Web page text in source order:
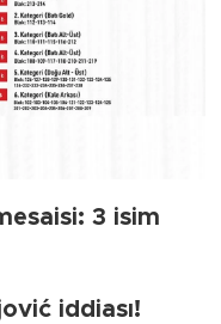
3 isim
iddiası!